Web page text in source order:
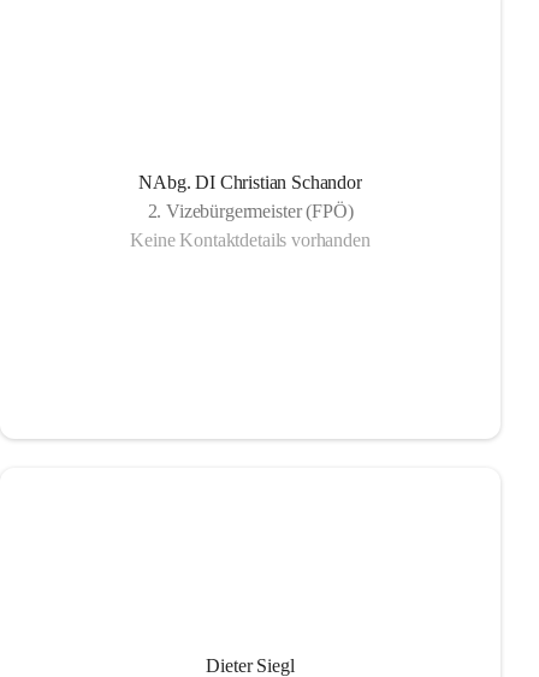
NAbg. DI Christian Schandor
2. Vizebürgermeister (FPÖ)
Keine Kontaktdetails vorhanden
Dieter Siegl